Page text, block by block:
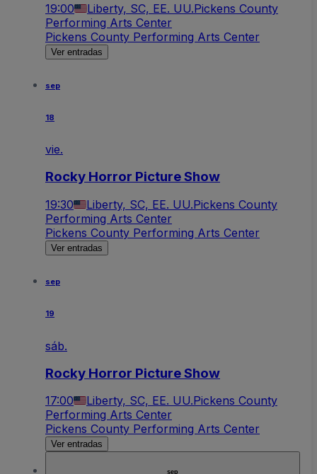
19:00 Liberty, SC, EE. UU.Pickens County
Performing Arts Center
Pickens County Performing Arts Center
Ver entradas
sep
18
vie.
Rocky Horror Picture Show
19:30 Liberty, SC, EE. UU.Pickens County
Performing Arts Center
Pickens County Performing Arts Center
Ver entradas
sep
19
sáb.
Rocky Horror Picture Show
17:00 Liberty, SC, EE. UU.Pickens County
Performing Arts Center
Pickens County Performing Arts Center
Ver entradas
sep